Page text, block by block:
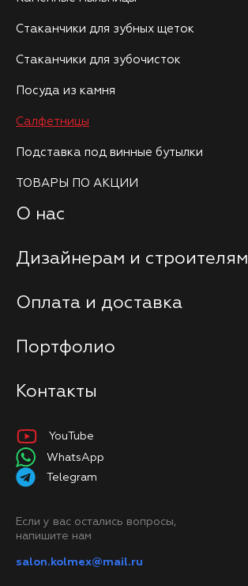
Стаканчики для зубных щеток
Стаканчики для зубочисток
Посуда из камня
Салфетницы
Подставка под винные бутылки
ТОВАРЫ ПО АКЦИИ
О нас
Дизайнерам и строителям
Оплата и доставка
Портфолио
Контакты
YouTube
WhatsApp
Telegram
Если у вас остались вопросы,
напишите нам
salon.kolmex@mail.ru